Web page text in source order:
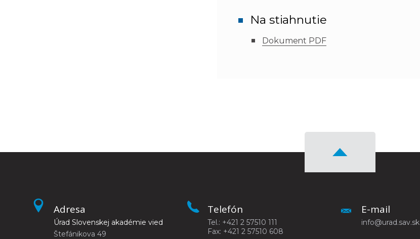
Na stiahnutie
Dokument PDF
Adresa
Úrad Slovenskej akadémie vied
Štefánikova 49
Telefón
Tel.: +421 2 57510 111
Fax: +421 2 57510 608
E-mail
info@urad.sav.sk